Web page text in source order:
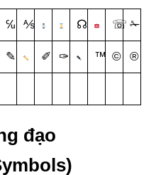
℆ ⅍ ☊ ☏ ✁
✎ ✐ ✑ ™ © ®
đạo